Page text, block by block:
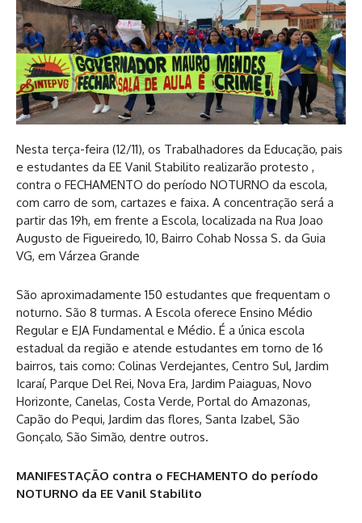
Nesta terça-feira (12/11), os Trabalhadores da Educação, pais
e estudantes da EE Vanil Stabilito realizarão protesto ,
contra o FECHAMENTO do período NOTURNO da escola,
com carro de som, cartazes e faixa. A concentração será a
partir das 19h, em frente a Escola, localizada na Rua Joao
Augusto de Figueiredo, 10, Bairro Cohab Nossa S. da Guia
VG, em Várzea Grande
São aproximadamente 150 estudantes que frequentam o
noturno. São 8 turmas. A Escola oferece Ensino Médio
Regular e EJA Fundamental e Médio. É a única escola
estadual da região e atende estudantes em torno de 16
bairros, tais como: Colinas Verdejantes, Centro Sul, Jardim
Icaraí, Parque Del Rei, Nova Era, Jardim Paiaguas, Novo
Horizonte, Canelas, Costa Verde, Portal do Amazonas,
Capão do Pequi, Jardim das flores, Santa Izabel, São
Gonçalo, São Simão, dentre outros.
MANIFESTAÇÃO contra o FECHAMENTO do período
NOTURNO da EE Vanil Stabilito